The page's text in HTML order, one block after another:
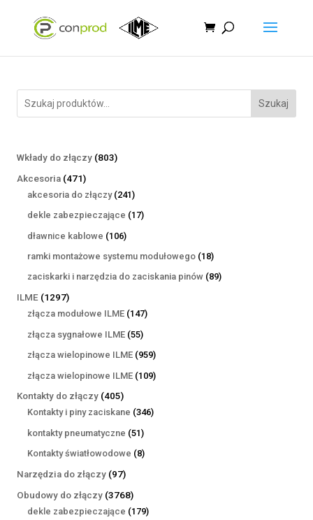
Szukaj
Wkłady do złączy 803803
Akcesoria 471471
produktów
akcesoria do złączy 241241
produktów
dekle zabezpieczające 1717
dławnice kablowe 106106
produktów
ramki montażowe systemu modułowego 1818
produktów
zaciskarki i narzędzia do zaciskania pinów 8989
ILME 12971297
produktów
złącza modułowe ILME 147147
złącza sygnałowe ILME 5555
produktów
złącza wielopinowe ILME 959959
produktów
złącza wielopinowe ILME 109109
Kontakty do złączy 405405
produktów
Kontakty i piny zaciskane 346346
kontakty pneumatyczne 5151
produktów
Kontakty światłowodowe 88
Narzędzia do złączy 9797
produktów
Obudowy do złączy 37683768
produktów
dekle zabezpieczające 179179